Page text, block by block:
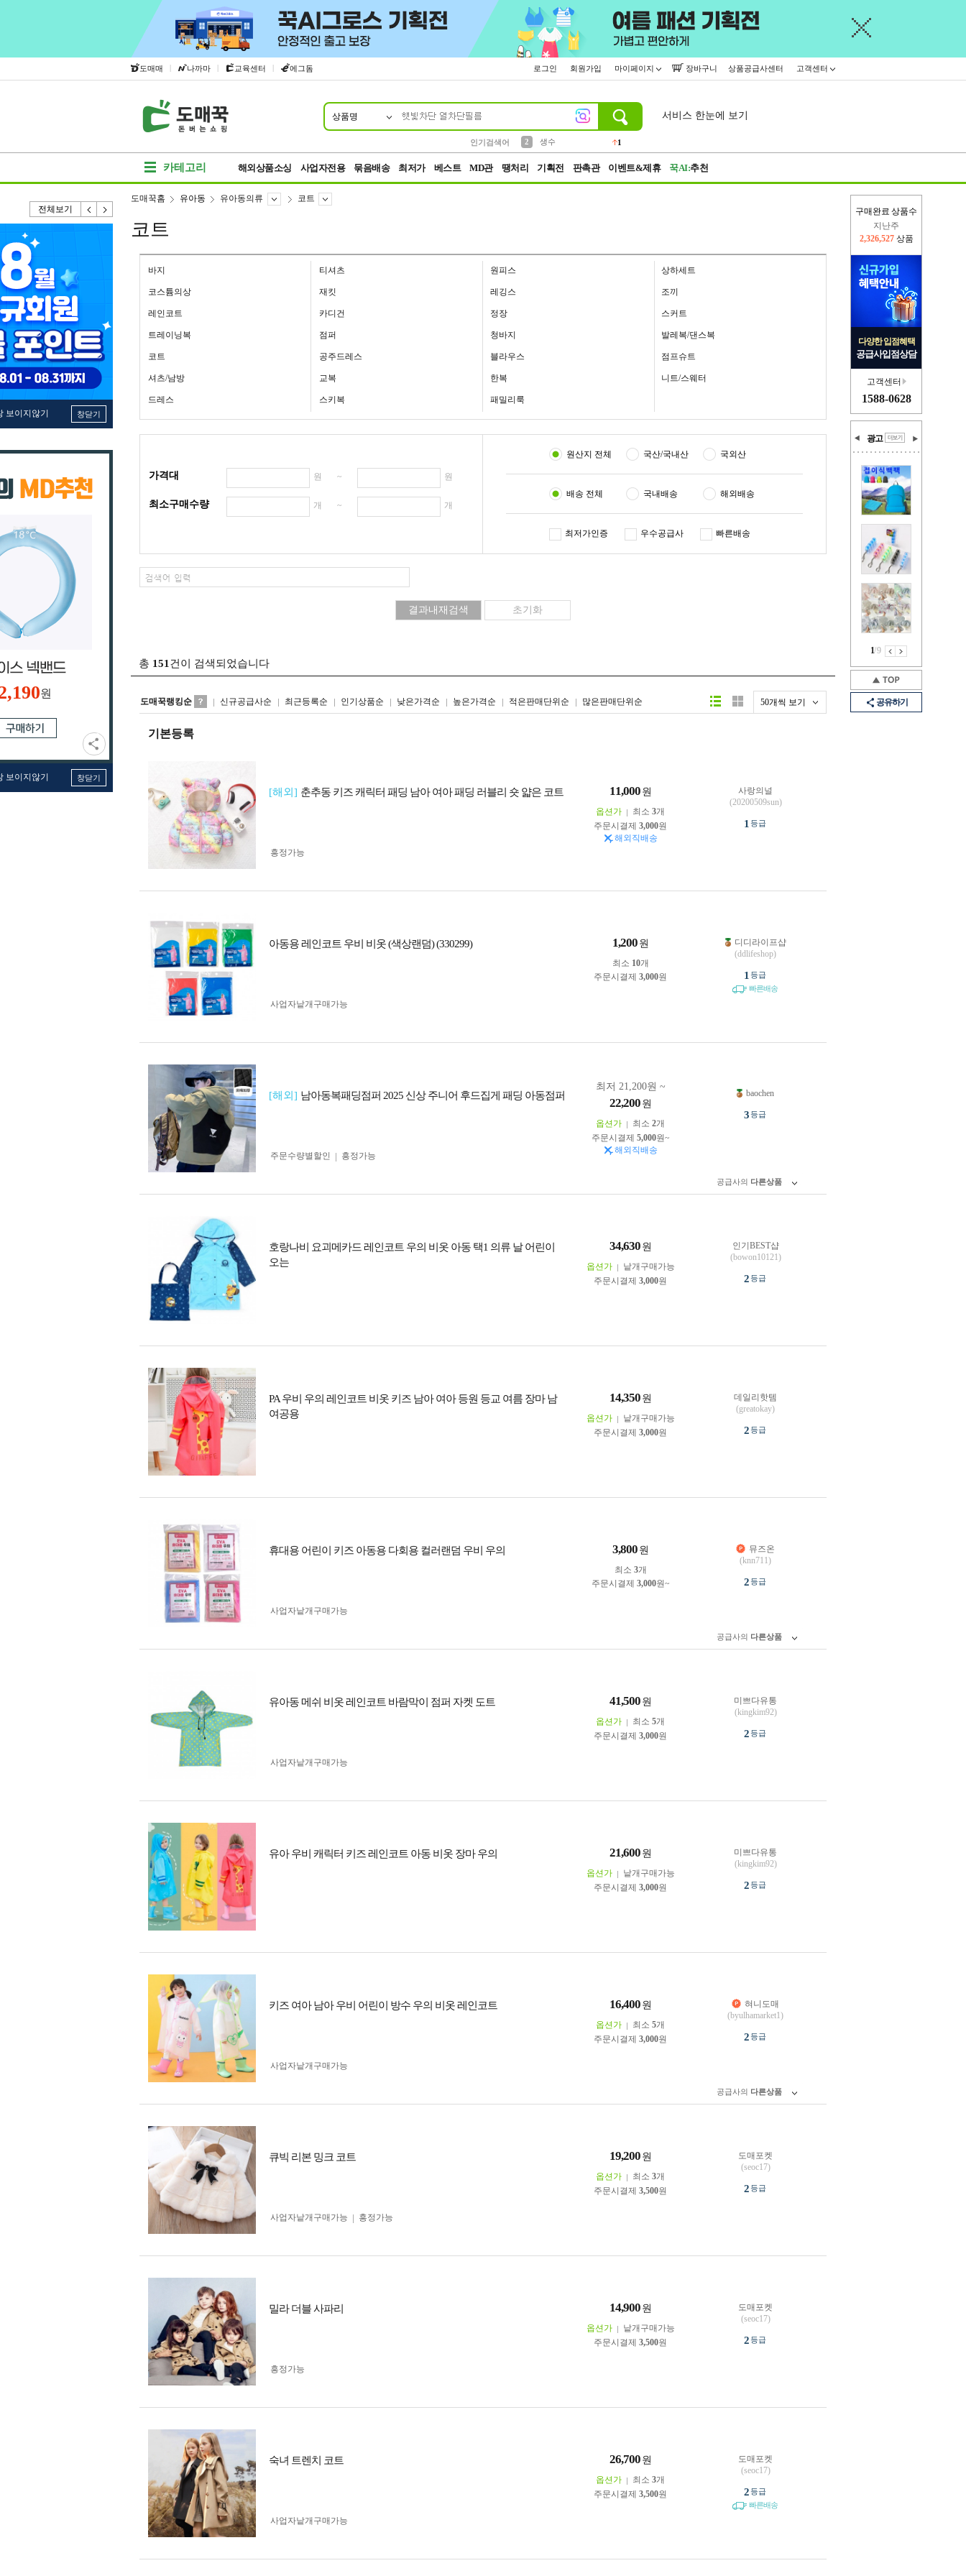
도매매 | 나까마 | 교육센터 | 에그돔 로그인 회원가입 마이페이지 장바구니 상품공급사센터 고객센터
상품명
인기검색어
2
생수
1
서비스 한눈에 보기
카테고리 해외상품소싱 사업자전용 묶음배송 최저가 베스트 MD관 땡처리 기획전 판촉관 이벤트&제휴 꾹AI:추천
전체보기
보이지않기 창닫기
원
보이지않기 창닫기
구매완료 상품수
이번주
2,373,368 상품
다양한 입점혜택
공급사입점상담
고객센터
1588-0628
광고
1/9
공유하기
도매꾹홈 유아동 유아동의류 코트
코트
바지 티셔츠 원피스 상하세트
코스튬의상 재킷 레깅스 조끼
레인코트 카디건 정장 스커트
트레이닝복 점퍼 청바지 발레복/댄스복
코트 공주드레스 블라우스 점프슈트
셔츠/남방 교복 한복 니트/스웨터
드레스 스키복 패밀리룩
가격대 원 ~ 원
최소구매수량 개 ~ 개
원산지 전체 국산/국내산 국외산
배송 전체 국내배송 해외배송
최저가인증 우수공급사 빠른배송
총 151 건이 검색되었습니다
도매꾹랭킹순 신규공급사순 최근등록순 인기상품순 낮은가격순 높은가격순 적은판매단위순 많은판매단위순 50개씩 보기
리스트형갤러리형
기본등록
[해외] 춘추동 키즈 캐릭터 패딩 남아 여아 패딩 러블리 숏 얇은 코트 11,000 원
옵션가 최소 3개
주문시결제 3,000원
해외직배송
흥정가능
사랑의널
(20200509sun)
1 등급
아동용 레인코트 우비 비옷 (색상랜덤) (330299) 1,200 원
최소 10개
주문시결제 3,000원
사업자 낱개구매가능
디디라이프샵
(ddlifeshop)
1 등급
빠른배송
[해외] 남아동복패딩점퍼 2025 신상 주니어 후드집게 패딩 아동점퍼
최저 21,200원 ~
22,200 원
옵션가 최소 2개
주문시결제 5,000원~
해외직배송
주문수량별할인 흥정가능
baochen
3등급
공급사의 다른상품
호랑나비 요괴메카드 레인코트 우의 비옷 아동 택1 의류 날 어린이
오는
34,630 원
옵션가
낱개구매가능
주문시결제 3,000원
인기BEST샵
(bowon10121)
2등급
PA 우비 우의 레인코트 비옷 키즈 남아 여아 등원 등교 여름 장마 남
여공용
14,350 원
옵션가
낱개구매가능
주문시결제 3,000원
데일리핫템
(greatokay)
2등급
휴대용 어린이 키즈 아동용 다회용 컬러랜덤 우비 우의 3,800 원
최소 3개
주문시결제 3,000원~
사업자 낱개구매가능
뮤즈온
(knn711)
2등급
공급사의 다른상품
유아동 메쉬 비옷 레인코트 바람막이 점퍼 자켓 도트 41,500 원
옵션가 최소 5개
주문시결제 3,000원
사업자 낱개구매가능
미쁘다유통
(kingkim92)
2등급
유아 우비 캐릭터 키즈 레인코트 아동 비옷 장마 우의 21,600 원
옵션가
낱개구매가능
주문시결제 3,000원
미쁘다유통
(kingkim92)
2등급
키즈 여아 남아 우비 어린이 방수 우의 비옷 레인코트 16,400 원
옵션가 최소 5개
주문시결제 3,000원
사업자 낱개구매가능
혀니도매
(byulhamarket1)
2등급
공급사의 다른상품
큐빅 리본 밍크 코트 19,200 원
옵션가 최소 3개
주문시결제 3,500원
사업자 낱개구매가능 흥정가능
도매포켓
(seoc17)
2등급
밀라 더블 사파리 14,900 원
옵션가
낱개구매가능
주문시결제 3,500원
흥정가능
도매포켓
(seoc17)
2등급
숙녀 트렌치 코트 26,700 원
옵션가 최소 3개
주문시결제 3,500원
사업자 낱개구매가능
도매포켓
(seoc17)
2등급
빠른배송